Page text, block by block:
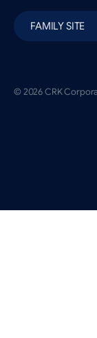
FAMILY SITE
© 2026 CRK